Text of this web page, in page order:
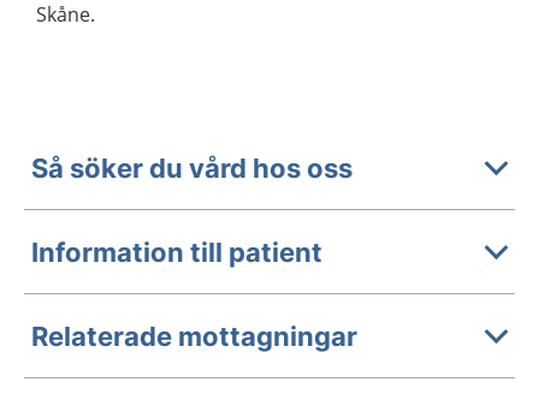
Skåne.
Så söker du vård hos oss
Information till patient
Relaterade mottagningar